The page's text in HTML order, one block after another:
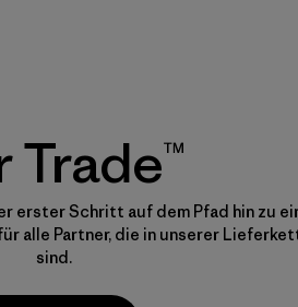
Trade™
erster Schritt auf dem Pfad hin zu
alle Partner, die in unserer
sind.